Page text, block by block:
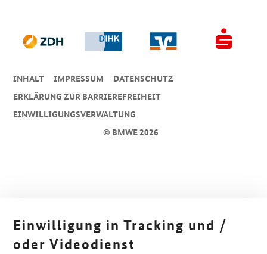
© BMWE 2026
INHALT IMPRESSUM
DA­TEN­SCHUTZ
ERKLÄRUNG ZUR BARRIEREFREIHEIT
EINWILLIGUNGSVERWALTUNG
Einwilligung in Tracking und /
oder Videodienst